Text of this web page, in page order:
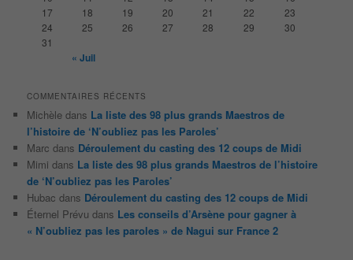
17
18 19 20 21 22
23
24
25 26 27 28 29
30
31
« Juil
COMMENTAIRES RÉCENTS
Michèle dans La liste des 98 plus grands Maestros de
l’histoire de ‘N’oubliez pas les Paroles’
Marc dans Déroulement du casting des 12 coups de Midi
Mimi dans La liste des 98 plus grands Maestros de l’histoire
de ‘N’oubliez pas les Paroles’
Hubac dans Déroulement du casting des 12 coups de Midi
Éternel Prévu dans Les conseils d’Arsène pour gagner à
« N’oubliez pas les paroles » de Nagui sur France 2